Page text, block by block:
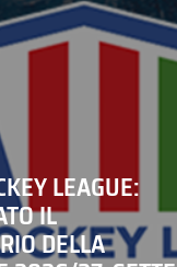
LEAGUE:
IL
DELLA